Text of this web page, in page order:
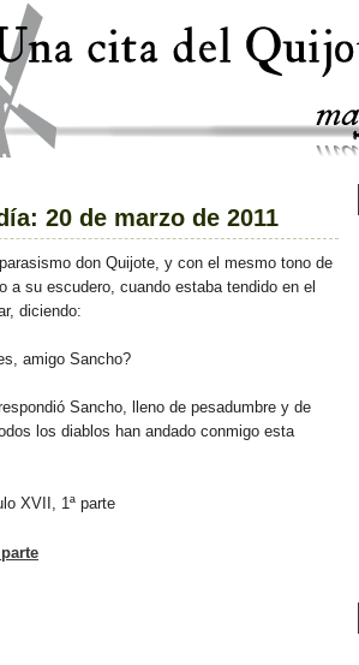
20 de marzo de 2011
don Quijote, y con el mesmo tono de
su escudero, cuando estaba tendido en el
diciendo:
amigo Sancho?
Sancho, lleno de pesadumbre y de
los diablos han andado conmigo esta
XVII, 1ª parte